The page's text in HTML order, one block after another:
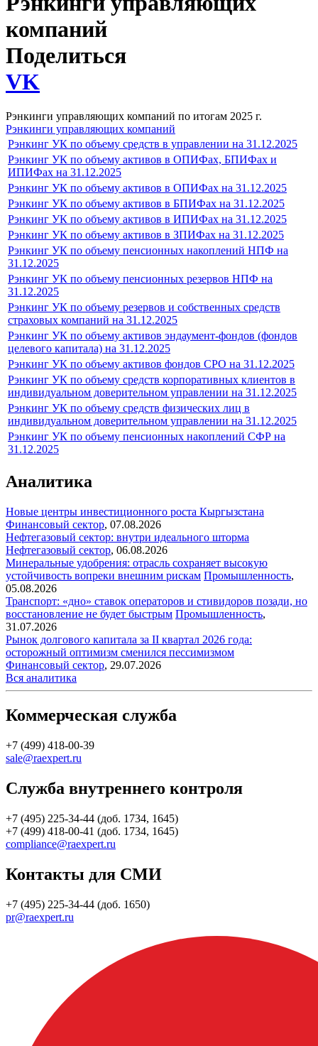
компаний
Поделиться
VK
Рэнкинги управляющих компаний по итогам 2025 г.
Рэнкинги управляющих компаний
Рэнкинг УК по объему средств в управлении на 31.12.2025
Рэнкинг УК по объему активов в ОПИФах, БПИФах и
ИПИФах на 31.12.2025
Рэнкинг УК по объему активов в ОПИФах на 31.12.2025
Рэнкинг УК по объему активов в БПИФах на 31.12.2025
Рэнкинг УК по объему активов в ИПИФах на 31.12.2025
Рэнкинг УК по объему активов в ЗПИФах на 31.12.2025
Рэнкинг УК по объему пенсионных накоплений НПФ на
31.12.2025
Рэнкинг УК по объему пенсионных резервов НПФ на
31.12.2025
Рэнкинг УК по объему резервов и собственных средств
страховых компаний на 31.12.2025
Рэнкинг УК по объему активов эндаумент-фондов (фондов
целевого капитала) на 31.12.2025
Рэнкинг УК по объему активов фондов СРО на 31.12.2025
Рэнкинг УК по объему средств корпоративных клиентов в
индивидуальном доверительном управлении на 31.12.2025
Рэнкинг УК по объему средств физических лиц в
индивидуальном доверительном управлении на 31.12.2025
Рэнкинг УК по объему пенсионных накоплений СФР на
31.12.2025
Аналитика
Новые центры инвестиционного роста Кыргызстана
Финансовый сектор, 07.08.2026
Нефтегазовый сектор: внутри идеального шторма
Нефтегазовый сектор, 06.08.2026
Минеральные удобрения: отрасль сохраняет высокую
устойчивость вопреки внешним рискам Промышленность,
05.08.2026
Транспорт: «дно» ставок операторов и стивидоров позади, но
восстановление не будет быстрым Промышленность,
31.07.2026
Рынок долгового капитала за II квартал 2026 года:
осторожный оптимизм сменился пессимизмом
Финансовый сектор, 29.07.2026
Вся аналитика
Коммерческая служба
+7 (499) 418-00-39
sale@raexpert.ru
Служба внутреннего контроля
+7 (495) 225-34-44 (доб. 1734, 1645)
+7 (499) 418-00-41 (доб. 1734, 1645)
compliance@raexpert.ru
Контакты для СМИ
+7 (495) 225-34-44 (доб. 1650)
pr@raexpert.ru